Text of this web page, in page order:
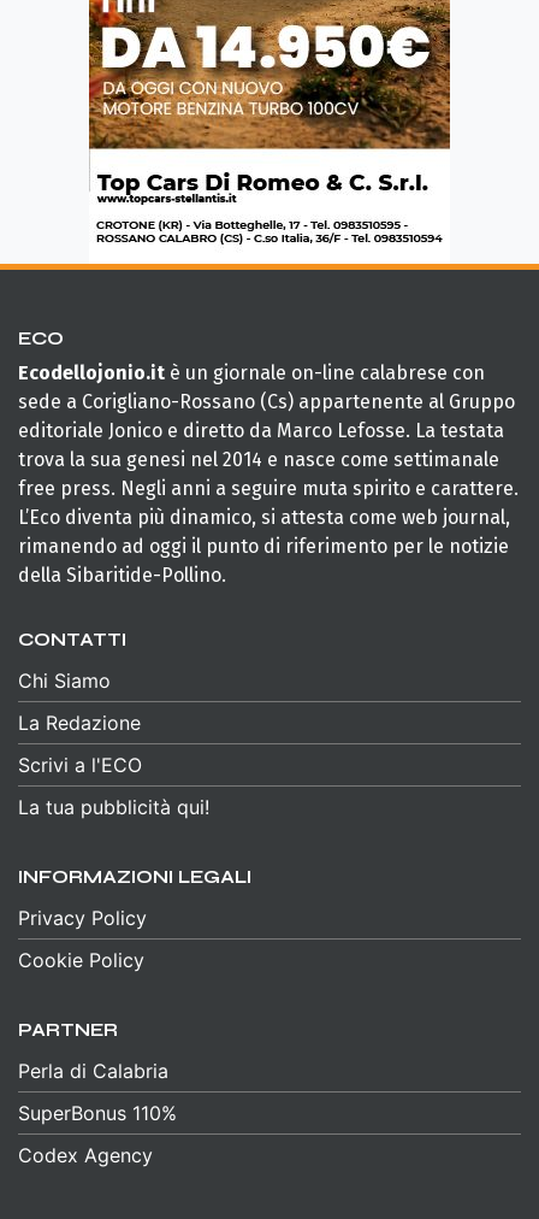
ECO
Ecodellojonio.it è un giornale on-line calabrese con
sede a Corigliano-Rossano (Cs) appartenente al Gruppo
editoriale Jonico e diretto da Marco Lefosse. La testata
trova la sua genesi nel 2014 e nasce come settimanale
free press. Negli anni a seguire muta spirito e carattere.
L’Eco diventa più dinamico, si attesta come web journal,
rimanendo ad oggi il punto di riferimento per le notizie
della Sibaritide-Pollino.
CONTATTI
Chi Siamo
La Redazione
Scrivi a l'ECO
La tua pubblicità qui!
INFORMAZIONI LEGALI
Privacy Policy
Cookie Policy
PARTNER
Perla di Calabria
SuperBonus 110%
Codex Agency